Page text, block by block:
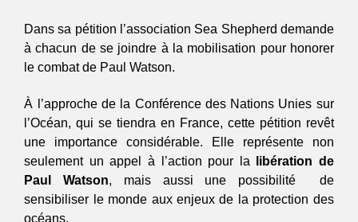
Dans sa pétition l’association Sea Shepherd demande
à chacun de se joindre à la mobilisation pour honorer
le combat de Paul Watson.
À l’approche de la Conférence des Nations Unies sur
l’Océan, qui se tiendra en France, cette pétition revêt
une importance considérable. Elle représente non
seulement un appel à l’action pour la
libération de
Paul Watson, mais aussi une possibilité  de
sensibiliser le monde aux enjeux de la protection des
océans.